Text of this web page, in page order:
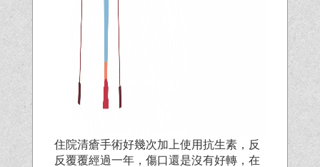
住院清瘡手術好幾次加上使用抗生素，反
反覆覆經過一年，傷口還是沒有好轉，在